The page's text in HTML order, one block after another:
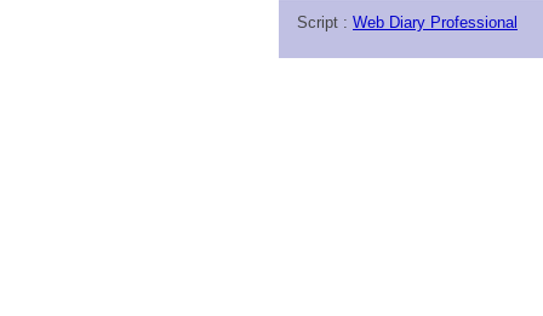
Script : Web Diary Professional